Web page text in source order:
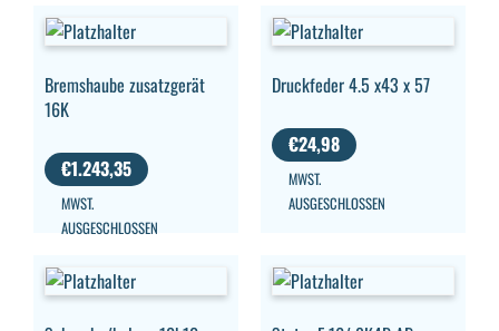
Bremshaube zusatzgerät
16K
€1.243,35
MWST.
AUSGESCHLOSSEN
Druckfeder 4.5 x43 x 57
€24,98
MWST.
AUSGESCHLOSSEN